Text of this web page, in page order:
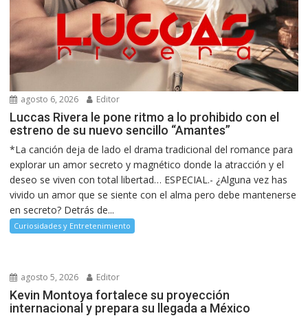
agosto 6, 2026 Editor
Luccas Rivera le pone ritmo a lo prohibido con el
estreno de su nuevo sencillo “Amantes”
*La canción deja de lado el drama tradicional del romance para
explorar un amor secreto y magnético donde la atracción y el
deseo se viven con total libertad… ESPECIAL.- ¿Alguna vez has
vivido un amor que se siente con el alma pero debe mantenerse
en secreto? Detrás de...
Curiosidades y Entretenimiento
agosto 5, 2026 Editor
Kevin Montoya fortalece su proyección
internacional y prepara su llegada a México